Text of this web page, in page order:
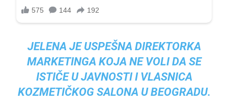
JELENA JE USPEŠNA DIREKTORKA
MARKETINGA KOJA NE VOLI DA SE
ISTIČE U JAVNOSTI I VLASNICA
KOZMETIČKOG SALONA U BEOGRADU.